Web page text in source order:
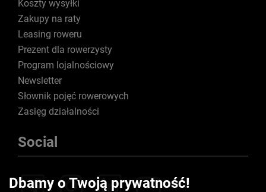
Koszty wysyłki
Zakupy na raty
Leasing roweru
Prezent dla rowerzysty
Program lojalnościowy
Newsletter
Słownik pojęć rowerowych
Zasięg działalności
Social
Dbamy o Twoją prywatność!